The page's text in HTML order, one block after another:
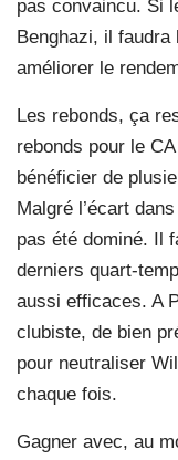
pas convaincu. Si
Benghazi, il
améliorer le
Les rebonds, ça
rebonds pour le
bénéficier de
Malgré l’écart
pas été dominé. Il
derniers quart-
aussi efficaces. A
clubiste, de bien
pour neutraliser
chaque fois.
Gagner avec, au